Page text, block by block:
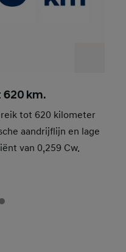
km.
tot 620 kilometer
aandrijflijn en lage
van 0,259 Cw.